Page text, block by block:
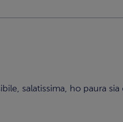
salatissima, ho paura sia